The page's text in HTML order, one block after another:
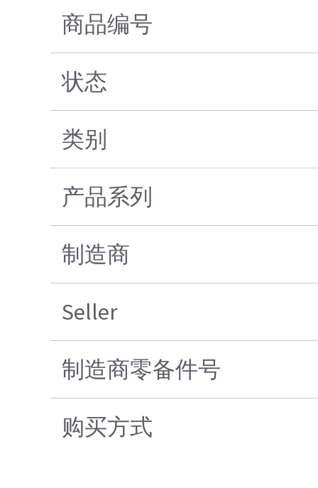
商品编号
状态
类别
产品系列
制造商
Seller
制造商零备件号
购买方式